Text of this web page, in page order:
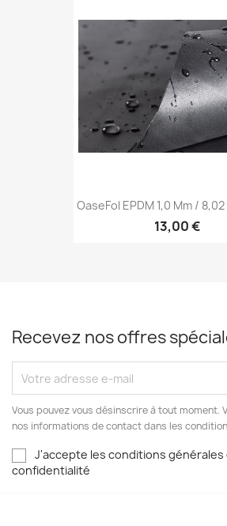
OaseFol EPDM 1,0 Mm /
13,00 €
Recevez nos offres
Vous pouvez vous désinscrire à tout moment.
nos informations de contact dans les
J'accepte les conditions générales
confidentialité